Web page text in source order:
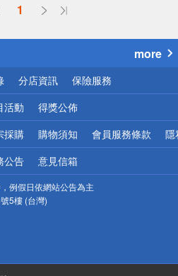
1
小心！
more
分店資訊 保險服務
活動 得獎公佈
採購 購物須知 會員服務條款 隱
公告 意見信箱
例假日依網站公告為主
5樓 (台灣)